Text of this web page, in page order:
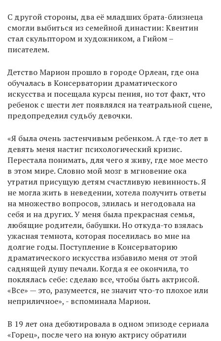
С другой стороны, два её младших брата-близнеца
смогли выбиться из семейной династии: Квентин
стал скульптором и художником, а Гийом –
писателем.
Детство Марион прошло в городе Орлеан, где она
обучалась в Консерватории драматического
искусства и посещала курсы пения, но тот факт, что
ребенок с шести лет появлялся на театральной сцене,
предопределил судьбу девочки.
«Я была очень застенчивым ребенком. А где-то лет в
девять меня настиг психологический кризис.
Перестала понимать, для чего я живу, где мое место
в этом мире. Словно мой мозг в мгновение ока
утратил присущую детям счастливую невинность. Я
не могла жить в неведении, хотела получить ответы
на множество вопросов, злилась и негодовала на
себя и на других. У меня была прекрасная семья,
любящие родители, бабушки. Но откуда-то взялась
ужасная темнота, которая поселилась во мне на
долгие годы. Поступление в Консерваторию
драматического искусства избавило меня от этой
саднящей душу печали. Когда я ее окончила, то
поклялась себе: сделаю все, чтобы быть актрисой.
«Все» — это, разумеется, не значит что-то плохое или
неприличное», - вспоминала Марион.
В 19 лет она дебютировала в одном эпизоде сериала
«Горец», после чего на юную актрису обратили